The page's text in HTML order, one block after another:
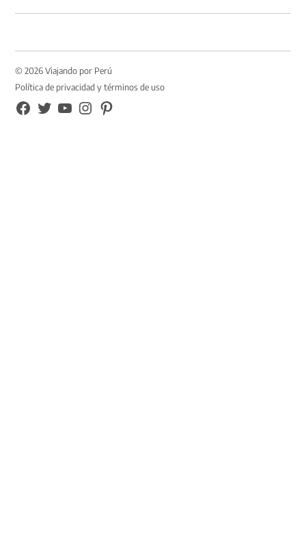
© 2026 Viajando por Perú
Política de privacidad y términos de uso
FB
TW YouTubeInstagramPinterest